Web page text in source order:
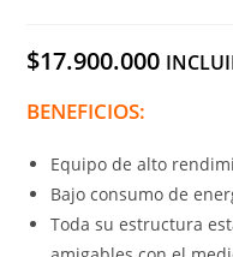
$17.900.000
BENEFICIOS:
Equipo de alto
Bajo consumo de
Toda su estructura